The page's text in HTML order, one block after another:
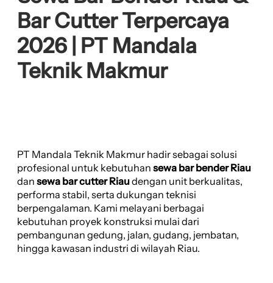
Bar Cutter Terpercaya
2026 | PT Mandala
Teknik Makmur
PT Mandala Teknik Makmur hadir sebagai solusi
profesional untuk kebutuhan sewa bar bender Riau
dan sewa bar cutter Riaudengan unit berkualitas,
performa stabil, serta dukungan teknisi
berpengalaman. Kami melayani berbagai
kebutuhan proyek konstruksi mulai dari
pembangunan gedung, jalan, gudang, jembatan,
hingga kawasan industri di wilayah Riau.